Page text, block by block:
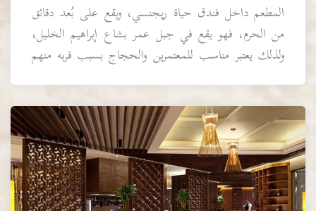
المطعم داخل فندق حياة ريجنسي، ويقع على بُعد دقائق
من الحرم، فهو يقع في جبل عمر بشاع إبراهيم الخليل،
ولذلك يعتبر مناسب للمعتمرين والحجاج بسبب قربه منهم